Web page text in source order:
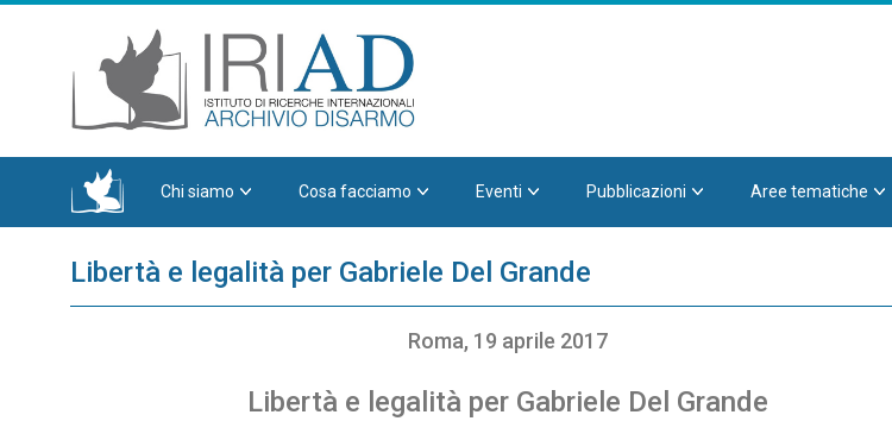
Chi siamo Cosa facciamo Eventi Pubblicazioni Aree tematiche
Libertà e legalità per Gabriele Del Grande
Roma, 19 aprile 2017
Libertà e legalità per Gabriele Del Grande